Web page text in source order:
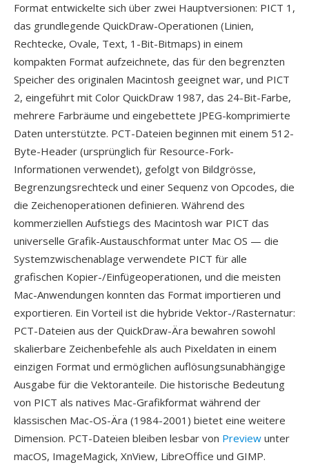
Format entwickelte sich über zwei Hauptversionen: PICT 1,
das grundlegende QuickDraw-Operationen (Linien,
Rechtecke, Ovale, Text, 1-Bit-Bitmaps) in einem
kompakten Format aufzeichnete, das für den begrenzten
Speicher des originalen Macintosh geeignet war, und PICT
2, eingeführt mit Color QuickDraw 1987, das 24-Bit-Farbe,
mehrere Farbräume und eingebettete JPEG-komprimierte
Daten unterstützte. PCT-Dateien beginnen mit einem 512-
Byte-Header (ursprünglich für Resource-Fork-
Informationen verwendet), gefolgt von Bildgrösse,
Begrenzungsrechteck und einer Sequenz von Opcodes, die
die Zeichenoperationen definieren. Während des
kommerziellen Aufstiegs des Macintosh war PICT das
universelle Grafik-Austauschformat unter Mac OS — die
Systemzwischenablage verwendete PICT für alle
grafischen Kopier-/Einfügeoperationen, und die meisten
Mac-Anwendungen konnten das Format importieren und
exportieren. Ein Vorteil ist die hybride Vektor-/Rasternatur:
PCT-Dateien aus der QuickDraw-Ära bewahren sowohl
skalierbare Zeichenbefehle als auch Pixeldaten in einem
einzigen Format und ermöglichen auflösungsunabhängige
Ausgabe für die Vektoranteile. Die historische Bedeutung
von PICT als natives Mac-Grafikformat während der
klassischen Mac-OS-Ära (1984-2001) bietet eine weitere
Dimension. PCT-Dateien bleiben lesbar von Preview unter
macOS, ImageMagick, XnView, LibreOffice und GIMP.